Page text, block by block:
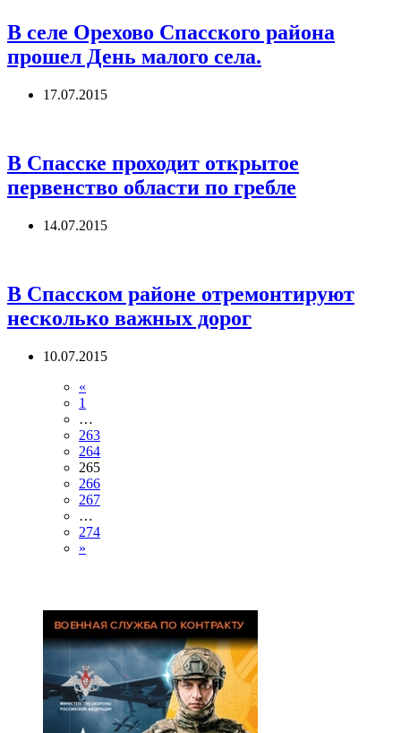
В селе Орехово Спасского района
прошел День малого села.
17.07.2015
В Спасске проходит открытое
первенство области по гребле
14.07.2015
В Спасском районе отремонтируют
несколько важных дорог
10.07.2015
«
1
…
263
264
265
266
267
…
274
»